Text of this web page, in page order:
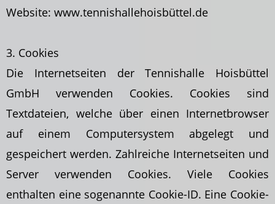
Website: www.tennishallehoisbüttel.de
3. Cookies
Die Internetseiten der Tennishalle Hoisbüttel
GmbH verwenden Cookies. Cookies sind
Textdateien, welche über einen Internetbrowser
auf einem Computersystem abgelegt und
gespeichert werden. Zahlreiche Internetseiten und
Server verwenden Cookies. Viele Cookies
enthalten eine sogenannte Cookie-ID. Eine Cookie-